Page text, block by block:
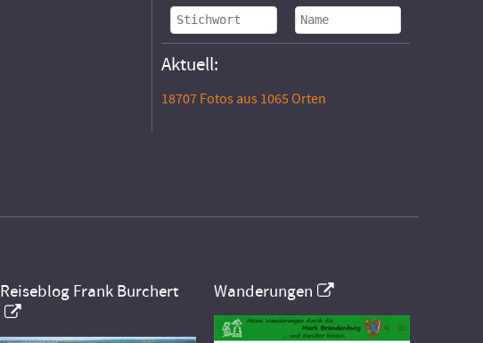
Aktuell:
18707 Fotos aus 1065 Orten
Reiseblog Frank Burchert Wanderungen